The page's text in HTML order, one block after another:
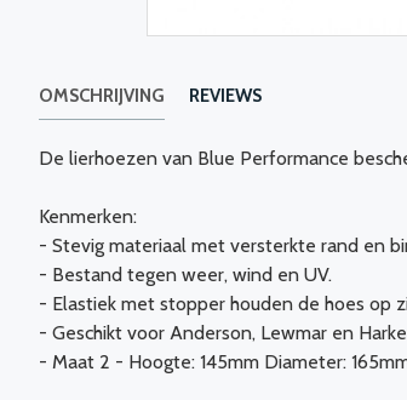
OMSCHRIJVING REVIEWS
De lierhoezen van Blue Performance
Kenmerken:
- Stevig materiaal met versterkte rand en
- Bestand tegen weer, wind en UV.
- Elastiek met stopper houden de hoes op
- Geschikt voor Anderson, Lewmar en
- Maat 2 - Hoogte: 145mm Diameter: